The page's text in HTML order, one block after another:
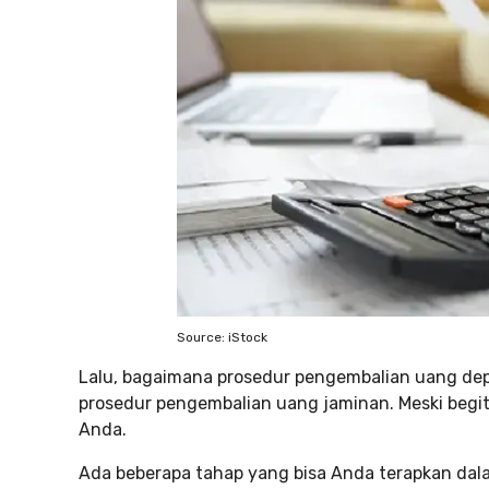
Source: iStock
Lalu, bagaimana prosedur pengembalian uang
prosedur pengembalian uang jaminan. Meski
Anda.
Ada beberapa tahap yang bisa Anda terapkan